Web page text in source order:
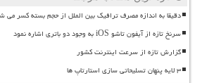
دقیقا به اندازه مصرف ترافیک بین الملل از حجم بسته کسر می
سرنخ تازه از آیفون تاشو iOS به وجود دو باتری اشاره نمود
گزارش تازه از سرعت اینترنت کشور
۳ لایه پنهان تسلیحاتی سازی استارتاپ ها